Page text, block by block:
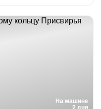
На машине
2 дня